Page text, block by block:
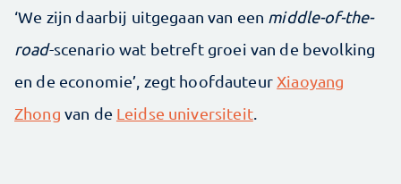
‘We zijn daarbij uitgegaan van een middle-of-the-
road-scenario wat betreft groei van de bevolking
en de economie’, zegt hoofdauteurXiaoyang
Zhong van de Leidse universiteit.